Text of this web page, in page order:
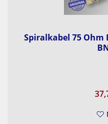
Spiralkabel 75 Ohm